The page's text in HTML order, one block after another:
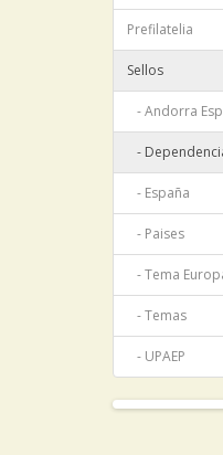
Prefilatelia
Sellos
- Andorra
-
- España
- Paises
- Tema
- Temas
- UPAEP